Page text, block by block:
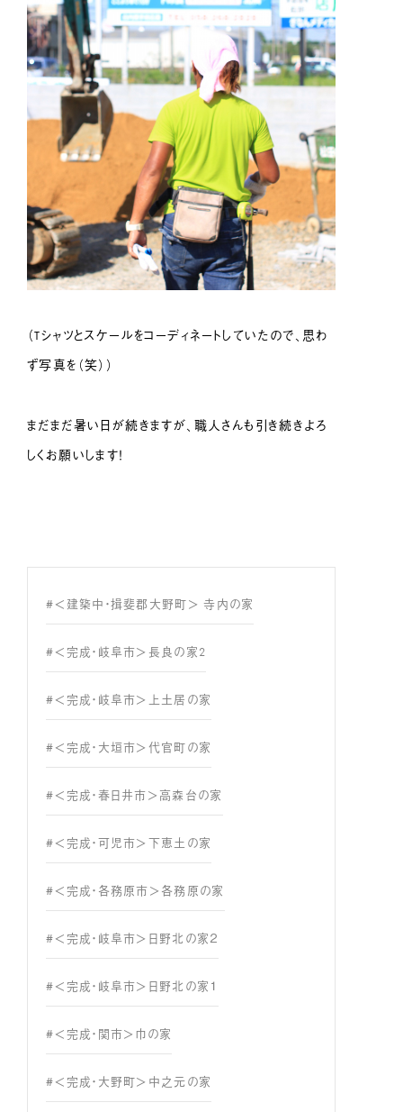
（Tシャツとスケールをコーディネートしていたので、思わ
ず写真を（笑））
まだまだ暑い日が続きますが、職人さんも引き続きよろ
しくお願いします！
#＜建築中・揖斐郡大野町＞ 寺内の家
#＜完成・岐阜市＞長良の家2
#＜完成・岐阜市＞上土居の家
#＜完成・大垣市＞代官町の家
#＜完成・春日井市＞高森台の家
#＜完成・可児市＞下恵土の家
#＜完成・各務原市＞各務原の家
#＜完成・岐阜市＞日野北の家２
#＜完成・岐阜市＞日野北の家１
#＜完成・関市＞巾の家
#＜完成・大野町＞中之元の家